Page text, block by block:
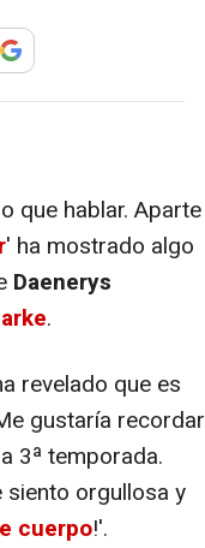
que hablar. Aparte
' ha mostrado algo
Daenerys
.
revelado que es
gustaría recordar
3ª temporada.
siento orgullosa y
cuerpo!'.